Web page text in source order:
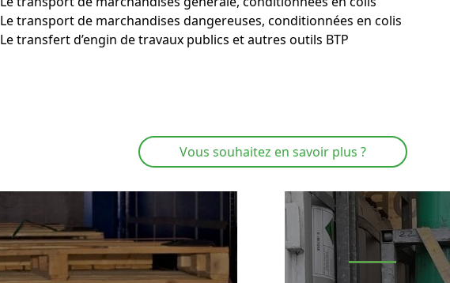
Le transport de marchandises dangereuses, conditionnées en colis
Le transfert d’engin de travaux publics et autres outils BTP
Vous souhaitez en savoir plus ?